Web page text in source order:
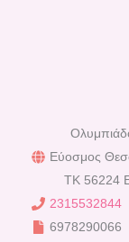
Εύοσμος
TK 56224
2315532844
6978290066